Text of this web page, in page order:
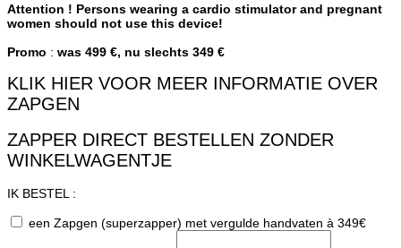
Attention ! Persons wearing a cardio stimulator and pregnant
women should not use this device!
Promo : was 499 €, nu slechts 349 €
KLIK HIER VOOR MEER INFORMATIE OVER
ZAPGEN
ZAPPER DIRECT BESTELLEN ZONDER
WINKELWAGENTJE
IK BESTEL :
een Zapgen (superzapper) met vergulde handvaten à 349€